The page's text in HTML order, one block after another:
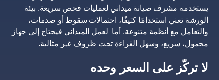
يستخدمه مشرف صيانة ميداني لعمليات فحص سريعة. بيئة
الورشة تعني استخدامًا كثيفًا، احتمالات سقوط أو صدمات،
والتعامل مع أنظمة متنوعة. أما العمل الميداني فيحتاج إلى جهاز
محمول، سريع، وسهل القراءة تحت ظروف غير مثالية.
لا تركّز على السعر وحده